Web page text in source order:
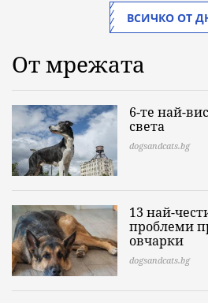
ВСИЧКО ОТ
От мрежата
6-те най-
света
dogsandcats.bg
13 най-
проблеми
овчарки
dogsandcats.bg